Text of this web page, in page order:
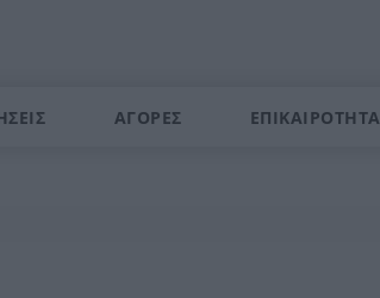
ΑΓΟΡΕΣ ΕΠΙΚΑΙΡΟΤΗΤΑ